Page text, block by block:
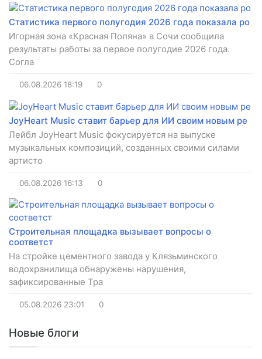
Статистика первого полугодия 2026 года показала ро
Игорная зона «Красная Поляна» в Сочи сообщила
результаты работы за первое полугодие 2026 года.
Согла
06.08.2026 18:19 0
JoyHeart Music ставит барьер для ИИ своим новым ре
Лейбл JoyHeart Music фокусируется на выпуске
музыкальных композиций, созданных своими силами
артисто
06.08.2026 16:13 0
Строительная площадка вызывает вопросы о
соответст
На стройке цементного завода у Клязьминского
водохранилища обнаружены нарушения,
зафиксированные Тра
05.08.2026 23:01 0
Новые блоги